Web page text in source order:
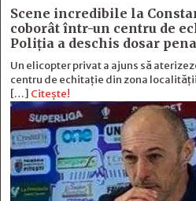
Scene incredibile la
coborât într-un centru de
Poliția a deschis dosar
Un elicopter privat a ajuns să
centru de echitație din zona
[…] Citește!